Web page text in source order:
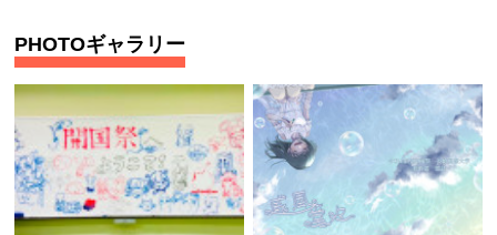
PHOTOギャラリー